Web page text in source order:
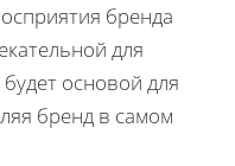
бренда
для
основой для
бренд в самом